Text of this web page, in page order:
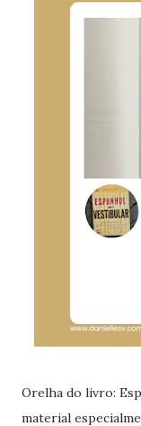
Orelha do livro:
material